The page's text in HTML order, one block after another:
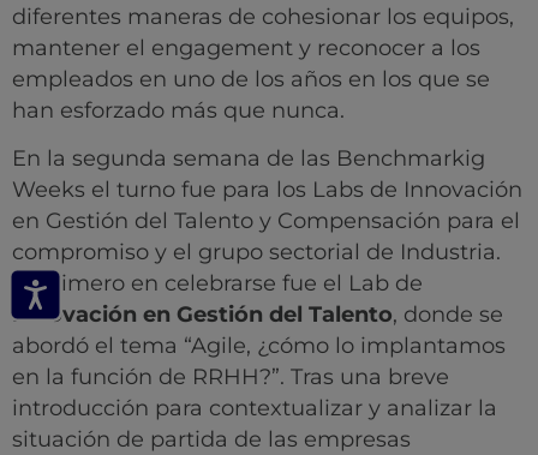
diferentes maneras de cohesionar los equipos,
mantener el engagement y reconocer a los
empleados en uno de los años en los que se
han esforzado más que nunca.
En la segunda semana de las Benchmarkig
Weeks el turno fue para los Labs de Innovación
en Gestión del Talento y Compensación para el
compromiso y el grupo sectorial de Industria.
El primero en celebrarse fue el Lab de
Innovación en Gestión del Talento, donde se
abordó el tema “Agile, ¿cómo lo implantamos
en la función de RRHH?”. Tras una breve
introducción para contextualizar y analizar la
situación de partida de las empresas